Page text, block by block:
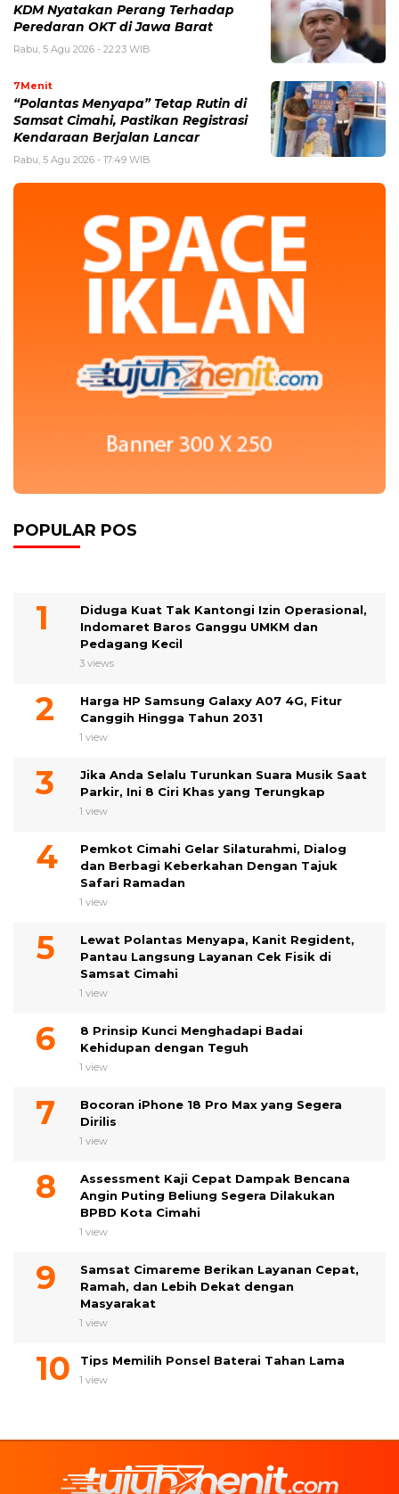
KDM Nyatakan Perang Terhadap
Peredaran OKT di Jawa Barat
Rabu, 5 Agu 2026 - 22:23 WIB
7Menit
“Polantas Menyapa” Tetap Rutin di
Samsat Cimahi, Pastikan Registrasi
Kendaraan Berjalan Lancar
Rabu, 5 Agu 2026 - 17:49 WIB
POPULAR POS
Diduga Kuat Tak Kantongi Izin Operasional,
Indomaret Baros Ganggu UMKM dan
Pedagang Kecil
3 views
Harga HP Samsung Galaxy A07 4G, Fitur
Canggih Hingga Tahun 2031
1 view
Jika Anda Selalu Turunkan Suara Musik Saat
Parkir, Ini 8 Ciri Khas yang Terungkap
1 view
Pemkot Cimahi Gelar Silaturahmi, Dialog
dan Berbagi Keberkahan Dengan Tajuk
Safari Ramadan
1 view
Lewat Polantas Menyapa, Kanit Regident,
Pantau Langsung Layanan Cek Fisik di
Samsat Cimahi
1 view
8 Prinsip Kunci Menghadapi Badai
Kehidupan dengan Teguh
1 view
Bocoran iPhone 18 Pro Max yang Segera
Dirilis
1 view
Assessment Kaji Cepat Dampak Bencana
Angin Puting Beliung Segera Dilakukan
BPBD Kota Cimahi
1 view
Samsat Cimareme Berikan Layanan Cepat,
Ramah, dan Lebih Dekat dengan
Masyarakat
1 view
Tips Memilih Ponsel Baterai Tahan Lama
1 view